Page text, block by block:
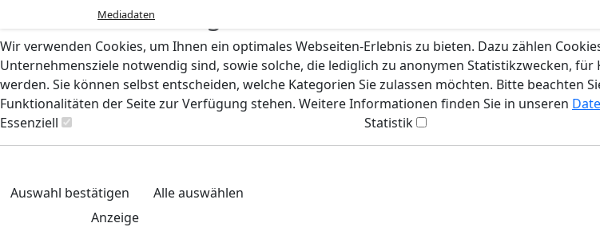
Cookie-Einstellungen
Wir verwenden Cookies, um Ihnen ein optimales Webseiten-Erlebnis zu bieten. Dazu zählen
Unternehmensziele notwendig sind, sowie solche, die lediglich zu anonymen Statistikzwecken,
werden. Sie können selbst entscheiden, welche Kategorien Sie zulassen möchten. Bitte beachten
Funktionalitäten der Seite zur Verfügung stehen. Weitere Informationen finden Sie in unseren
Essenziell
Statistik
Auswahl bestätigen
Alle auswählen
Mediadaten
Anzeige